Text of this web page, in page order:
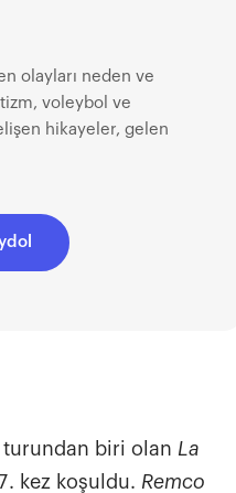
Meydanı,
sayımın başladığı 21. Bosphorus Cup’la ilgili detaylara bu bağlantıdan ulaşabilirsin.
olayları neden ve
voleybol ve
hikayeler, gelen
biri olan La
kez koşuldu. Remco